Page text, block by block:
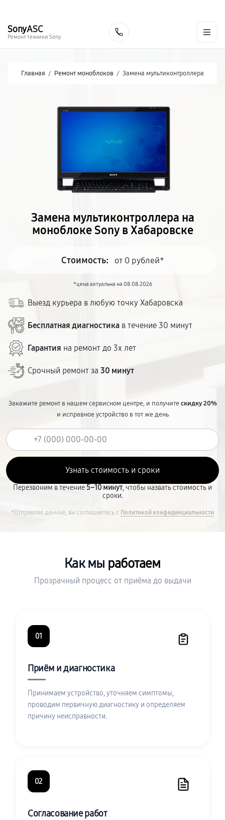
SonyASC
Ремонт техники Sony
Главная / Ремонт моноблоков / Замена мультиконтроллера
Замена мультиконтроллера на
моноблоке Sony в Хабаровске
Стоимость: от 0 рублей*
*цена актуальна на 08.08.2026
Выезд курьера в любую точку Хабаровска
Бесплатная диагностика в течение 30 минут
Гарантия на ремонт до 3х лет
Срочный ремонт за 30 минут
Закажите ремонт в нашем сервисном центре, и получитескидку 20%
и исправное устройство в тот же день
Перезвоним в течение5–10 минут, чтобы назвать стоимость и
сроки.
*Отправляя данные, вы соглашаетесь с Политикой конфиденциальности
Как мы работаем
Прозрачный процесс от приёма до выдачи
01
Приём и диагностика
Принимаем устройство, уточняем симптомы,
проводим первичную диагностику и определяем
причину неисправности.
02
Согласование работ